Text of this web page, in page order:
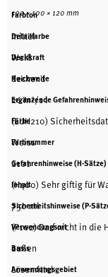
100 × 100 × 120 mm
Farbton
mittel
Detailfarbe
Weiß
Deckkraft
deckend
Reichweite
26 m²/1 l
Ergänzende
(EUH210)
Farbe
Weiss
Farbnummer
2101
Gefahrenhinweise (H-Sätze)
(H400) Sehr giftig für
Inhalt
750 ml
Sicherheitshinweise (P-
(P102) Darf nicht in die
Verwendungsort
außen
Basis
Lösemittel
Anwendungsgebiet